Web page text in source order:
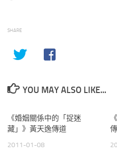
SHARE
YOU MAY ALSO LIKE...
《婚姻關係中的「捉迷
藏」》黃天逸傳道
2011-01-08